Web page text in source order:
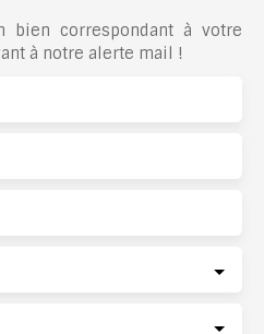
bien correspondant à votre
à notre alerte mail !